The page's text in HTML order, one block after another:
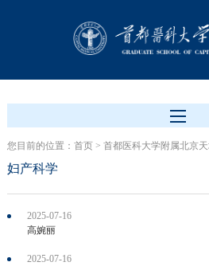
您目前的位置： 首页> 首都医科大学附属北京
妇产科学
2025-07-16
高婉丽
2025-07-16